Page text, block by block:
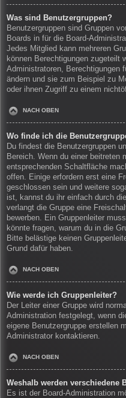
Was sind Benutzergruppen?
Benutzergruppen sind Gruppen
Boards in für die Board-
Jedes Mitglied kann mehreren
können Berechtigungen zugeteilt
Administratoren, Berechtigungen
ändern und sie zum Beispiel zu
oder ihnen Zugriff zu einem
NACH OBEN
Wo finde ich die
Du findest die Benutzergruppen
Bereich. Wenn du einer
entsprechenden Schaltfläche
offen. Einige erfordern erst eine
geschlossen sein und weitere
ist, kannst du ihr einfach durch
verlangt die Gruppe eine
bewerben. Ein Gruppenleiter
könnte fragen, warum du in die
Bitte belästige keinen
Grund dafür haben.
NACH OBEN
Wie werde ich Gruppenleiter?
Der Leiter einer Gruppe wird
Administration festgelegt, wenn
eigene Benutzergruppe erstellen
Administrator kontaktieren.
NACH OBEN
Weshalb werden verschiedene
Es ist der Board-Administration